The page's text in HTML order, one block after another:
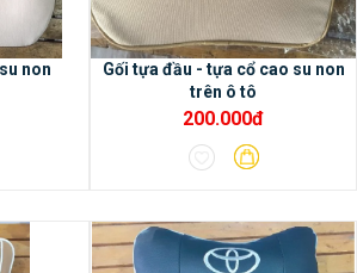
xe.– Phù hợp cho hầu hết các dòng xe
hiện nay.
2/ Các tính năng nổi bật của
Pro X3- Màn hình DVD Android Oled
non
Gối tựa đầu - tựa cổ cao su non
trên ô tô
200.000đ